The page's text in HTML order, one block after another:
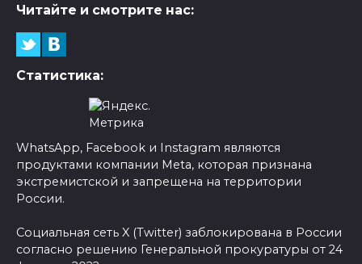
Читайте и смотрите нас:
Статистика:
WhatsApp, Facebook и Instagram являются
продуктами компании Meta, которая признана
экстремистской и запрещена на территории
России.
Социальная сеть X (Twitter) заблокирована в России
согласно решению Генеральной прокуратуры от 24